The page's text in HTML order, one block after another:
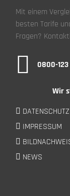
Mit einem
besten Tarife
Fragen?
0800-
Wir
DATENSCHUTZ
IMPRESSUM
NEWS